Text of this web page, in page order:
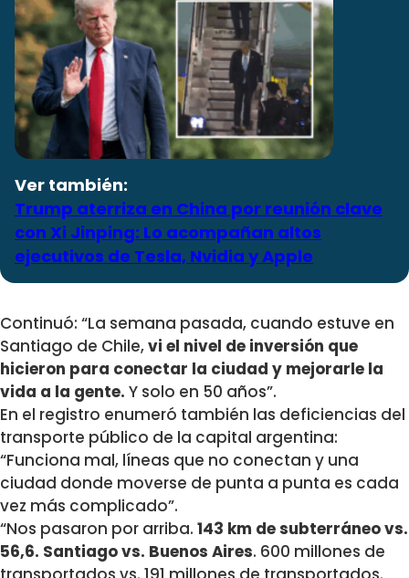
Ver también:
Trump aterriza en China por reunión clave
con Xi Jinping: Lo acompañan altos
ejecutivos de Tesla, Nvidia y Apple
Continuó: “La semana pasada, cuando estuve en
Santiago de Chile,vi el nivel de inversión que
hicieron para conectar la ciudad y mejorarle la
vida a la gente. Y solo en 50 años”.
En el registro enumeró también las deficiencias del
transporte público de la capital argentina:
“Funciona mal, líneas que no conectan y una
ciudad donde moverse de punta a punta es cada
vez más complicado”.
“Nos pasaron por arriba. 143 km de subterráneo vs.
56,6. Santiago vs. Buenos Aires. 600 millones de